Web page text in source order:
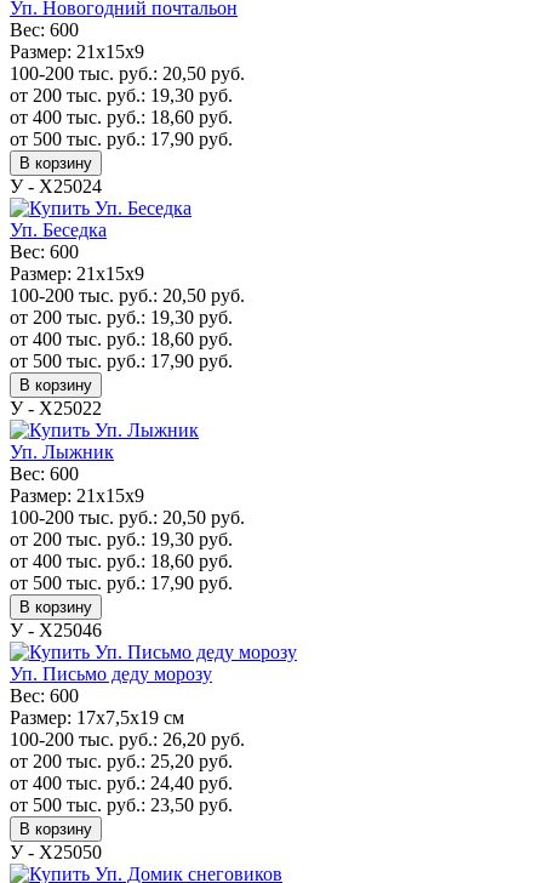
Уп. Новогодний почтальон
Вес: 600
Размер: 21х15х9
100-200 тыс. руб.: 20,50 руб.
от 200 тыс. руб.: 19,30 руб.
от 400 тыс. руб.: 18,60 руб.
от 500 тыс. руб.: 17,90 руб.
В корзину
У - Х25024
Уп. Беседка
Вес: 600
Размер: 21х15х9
100-200 тыс. руб.: 20,50 руб.
от 200 тыс. руб.: 19,30 руб.
от 400 тыс. руб.: 18,60 руб.
от 500 тыс. руб.: 17,90 руб.
В корзину
У - Х25022
Уп. Лыжник
Вес: 600
Размер: 21х15х9
100-200 тыс. руб.: 20,50 руб.
от 200 тыс. руб.: 19,30 руб.
от 400 тыс. руб.: 18,60 руб.
от 500 тыс. руб.: 17,90 руб.
В корзину
У - Х25046
Уп. Письмо деду морозу
Вес: 600
Размер: 17x7,5x19 см
100-200 тыс. руб.: 26,20 руб.
от 200 тыс. руб.: 25,20 руб.
от 400 тыс. руб.: 24,40 руб.
от 500 тыс. руб.: 23,50 руб.
В корзину
У - Х25050